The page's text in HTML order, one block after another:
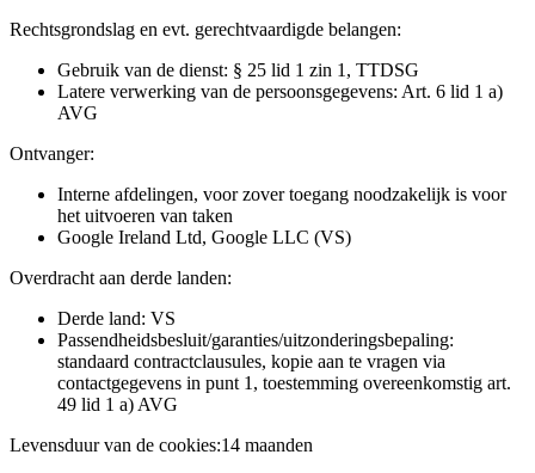
Rechtsgrondslag en evt. gerechtvaardigde belangen:
Gebruik van de dienst: § 25 lid 1 zin 1, TTDSG
Latere verwerking van de persoonsgegevens: Art. 6 lid 1 a)
AVG
Ontvanger:
Interne afdelingen, voor zover toegang noodzakelijk is voor
het uitvoeren van taken
Google Ireland Ltd, Google LLC (VS)
Overdracht aan derde landen:
Derde land: VS
Passendheidsbesluit/garanties/uitzonderingsbepaling:
standaard contractclausules, kopie aan te vragen via
contactgegevens in punt 1, toestemming overeenkomstig art.
49 lid 1 a) AVG
Levensduur van de cookies:14 maanden